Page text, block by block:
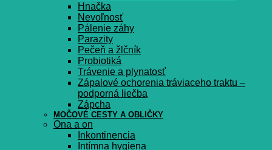
Hnačka
Nevoľnosť
Pálenie záhy
Parazity
Pečeň a žlčník
Probiotiká
Trávenie a plynatosť
Zápalové ochorenia tráviaceho traktu –
podporná liečba
Zápcha
MOČOVÉ CESTY A OBLIČKY
Ona a on
Inkontinencia
Intímna hygiena